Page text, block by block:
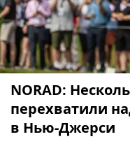
NORAD:
перехватили
в Нью-Джерси